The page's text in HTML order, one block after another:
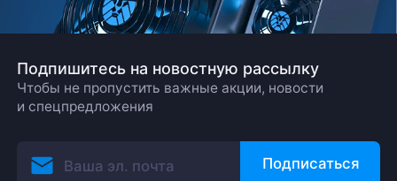
Подпишитесь на новостную рассылку
Чтобы не пропустить важные акции, новости
и спецпредложения
Подписаться